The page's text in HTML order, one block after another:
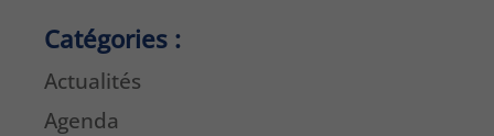
Catégories :
Actualités
Agenda